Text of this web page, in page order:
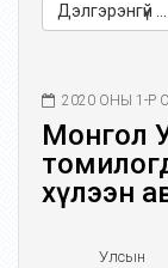
Дэлгэрэнгүй ...
2020 ОНЫ 1-Р
Монгол
хүлээн
Улсын